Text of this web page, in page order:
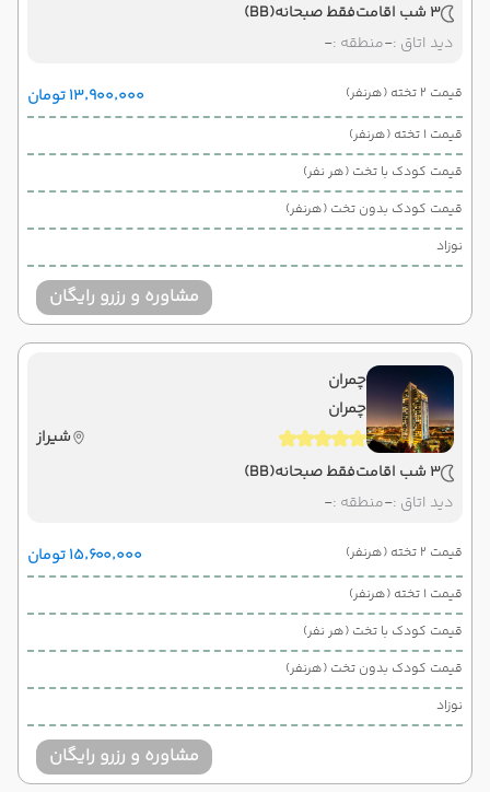
3 شب اقامت
فقط صبحانه(BB)
دید اتاق :-منطقه :-
قیمت 2 تخته (هرنفر) ۱۳٬۹۰۰٬۰۰۰ تومان
قیمت 1 تخته (هرنفر)
قیمت کودک با تخت (هر نفر)
قیمت کودک بدون تخت (هرنفر)
نوزاد
مشاوره و رزرو رایگان
چمران
چمران
شیراز
3 شب اقامت
فقط صبحانه(BB)
دید اتاق :-منطقه :-
قیمت 2 تخته (هرنفر) ۱۵٬۶۰۰٬۰۰۰ تومان
قیمت 1 تخته (هرنفر)
قیمت کودک با تخت (هر نفر)
قیمت کودک بدون تخت (هرنفر)
نوزاد
مشاوره و رزرو رایگان